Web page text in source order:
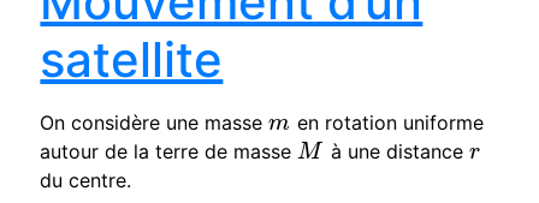
satellite
On considère une massem
m en rotation uniforme
autour de la terre de masse M
M à une distance r
r
du centre.